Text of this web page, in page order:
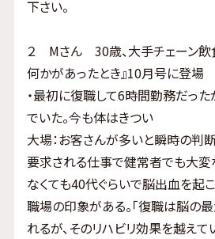
下さい。
２ Mさん 30歳、大手チェーン飲
何かがあったとき』10月号に登場
・最初に復職して6時間勤務だっ
でいた。今も体はきつい
大場：お客さんが多いと瞬時の判
要求される仕事で健常者でも大
なくても40代ぐらいで脳出血を起
職場の印象がある。「復職は脳の
れるが、そのリハビリ効果を越えて